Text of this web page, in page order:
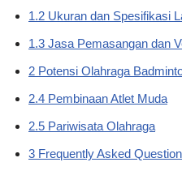
1.2 Ukuran dan Spesifikasi
1.3 Jasa Pemasangan dan
2 Potensi Olahraga
2.4 Pembinaan Atlet Muda
2.5 Pariwisata Olahraga
3 Frequently Asked